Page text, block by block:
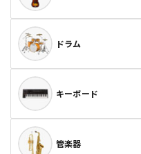
ドラム
キーボード
管楽器